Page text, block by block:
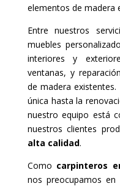
elementos de madera
Entre nuestros
muebles
interiores y
ventanas, y
de madera
única hasta la
nuestro equipo está
nuestros clientes
alta calidad.
Como carpinteros
nos preocupamos